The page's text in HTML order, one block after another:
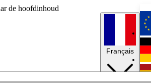
de hoofdinhoud
Français